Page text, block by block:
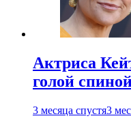
Актриса
голой
3 месяца спустя3